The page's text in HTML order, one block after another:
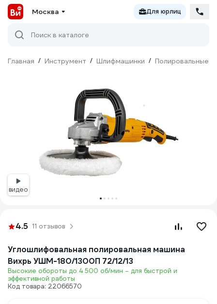
Москва Для юрлиц
Поиск в каталоге
Главная / Инструмент / Шлифмашинки / Полировальные
видео
4.5 11 отзывов
Углошлифовальная полировальная машина
Вихрь УШМ-180/1300П 72/12/13
Высокие обороты до 4 500 об/мин – для быстрой и
эффективной работы
Код товара: 22066570